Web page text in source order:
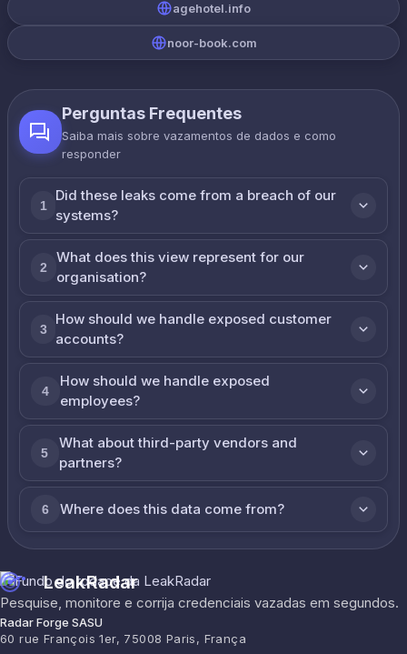
agehotel.info
noor-book.com
Perguntas Frequentes
Saiba mais sobre vazamentos de dados e como
responder
1
Did these leaks come from a breach of our
systems?
2
What does this view represent for our
organisation?
3
How should we handle exposed customer
accounts?
4
How should we handle exposed
employees?
5
What about third-party vendors and
partners?
6 Where does this data come from?
LeakRadar
Pesquise, monitore e corrija credenciais vazadas em segundos.
Radar Forge SASU
60 rue François 1er, 75008 Paris, França